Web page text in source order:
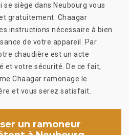
se siège dans Neubourg vous
gratuitement. Chaagar
instructions nécessaire à bien
de votre appareil. Par
chaudière est un acte
et votre sécurité. De ce fait,
Chaagar ramonage le
et vous serez satisfait.
un ramoneur